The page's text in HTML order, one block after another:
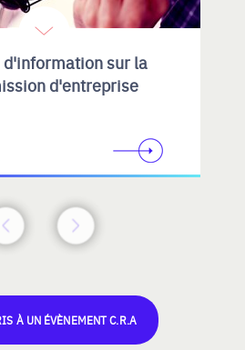
d'information sur la
d'entreprise
À UN ÉVÈNEMENT C.R.A